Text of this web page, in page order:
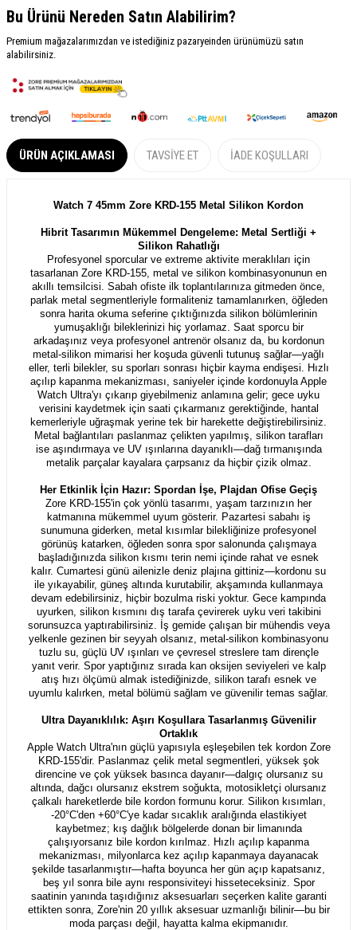
Bu Ürünü Nereden Satın Alabilirim?
Premium mağazalarımızdan ve istediğiniz pazaryeinden ürünümüzü satın
alabilirsiniz.
ÜRÜN AÇIKLAMASI TAVSIYE ET İADE KOŞULLARI
Watch 7 45mm Zore KRD-155 Metal Silikon Kordon
Hibrit Tasarımın Mükemmel Dengeleme: Metal Sertliği +
Silikon Rahatlığı
Profesyonel sporcular ve extreme aktivite meraklıları için
tasarlanan Zore KRD-155, metal ve silikon kombinasyonunun en
akıllı temsilcisi. Sabah ofiste ilk toplantılarınıza gitmeden önce,
parlak metal segmentleriyle formaliteniz tamamlanırken, öğleden
sonra harita okuma seferine çıktığınızda silikon bölümlerinin
yumuşaklığı bileklerinizi hiç yorlamaz. Saat sporcu bir
arkadaşınız veya profesyonel antrenör olsanız da, bu kordonun
metal-silikon mimarisi her koşuda güvenli tutunuş sağlar—yağlı
eller, terli bilekler, su sporları sonrası hiçbir kayma endişesi. Hızlı
açılıp kapanma mekanizması, saniyeler içinde kordonuyla Apple
Watch Ultra'yı çıkarıp giyebilmeniz anlamına gelir; gece uyku
verisini kaydetmek için saati çıkarmanız gerektiğinde, hantal
kemerleriyle uğraşmak yerine tek bir harekette değiştirebilirsiniz.
Metal bağlantıları paslanmaz çelikten yapılmış, silikon tarafları
ise aşındırmaya ve UV ışınlarına dayanıklı—dağ tırmanışında
metalik parçalar kayalara çarpsanız da hiçbir çizik olmaz.
Her Etkinlik İçin Hazır: Spordan İşe, Plajdan Ofise Geçiş
Zore KRD-155'in çok yönlü tasarımı, yaşam tarzınızın her
katmanına mükemmel uyum gösterir. Pazartesi sabahı iş
sunumuna giderken, metal kısımlar bilekliğinize profesyonel
görünüş katarken, öğleden sonra spor salonunda çalışmaya
başladığınızda silikon kısmı terin nemi içinde rahat ve esnek
kalır. Cumartesi günü ailenizle deniz plajına gittiniz—kordonu su
ile yıkayabilir, güneş altında kurutabilir, akşamında kullanmaya
devam edebilirsiniz, hiçbir bozulma riski yoktur. Gece kampında
uyurken, silikon kısmını dış tarafa çevirerek uyku veri takibini
sorunsuzca yaptırabilirsiniz. İş gemide çalışan bir mühendis veya
yelkenle gezinen bir seyyah olsanız, metal-silikon kombinasyonu
tuzlu su, güçlü UV ışınları ve çevresel streslere tam dirençle
yanıt verir. Spor yaptığınız sırada kan oksijen seviyeleri ve kalp
atış hızı ölçümü almak istediğinizde, silikon tarafı esnek ve
uyumlu kalırken, metal bölümü sağlam ve güvenilir temas sağlar.
Ultra Dayanıklılık: Aşırı Koşullara Tasarlanmış Güvenilir
Ortaklık
Apple Watch Ultra'nın güçlü yapısıyla eşleşebilen tek kordon Zore
KRD-155'dir. Paslanmaz çelik metal segmentleri, yüksek şok
direncine ve çok yüksek basınca dayanır—dalgıç olursanız su
altında, dağcı olursanız ekstrem soğukta, motosikletçi olursanız
çalkalı hareketlerde bile kordon formunu korur. Silikon kısımları,
-20°C'den +60°C'ye kadar sıcaklık aralığında elastikiyet
kaybetmez; kış dağlık bölgelerde donan bir limanında
çalışıyorsanız bile kordon kırılmaz. Hızlı açılıp kapanma
mekanizması, milyonlarca kez açılıp kapanmaya dayanacak
şekilde tasarlanmıştır—hafta boyunca her gün açıp kapatsanız,
beş yıl sonra bile aynı responsiviteyi hisseteceksiniz. Spor
saatinin yanında taşıdığınız aksesuarları seçerken kalite garanti
ettikten sonra, Zore'nin 20 yıllık aksesuar uzmanlığı bilinir—bu bir
moda parçası değil, hayatta kalma ekipmanıdır.